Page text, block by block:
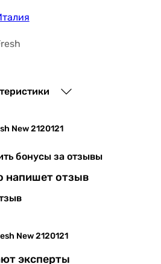
35,5 см
см
см
мес.
New 2120121
бонусы за отзывы
напишет отзыв
New 2120121
эксперты